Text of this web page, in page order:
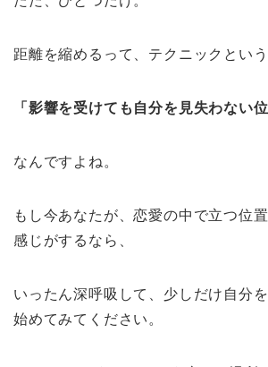
距離を縮めるって、テクニックという
「影響を受けても自分を見失わない
なんですよね。
もし今あなたが、恋愛の中で立つ位
感じがするなら、
いったん深呼吸して、少しだけ自分
始めてみてください。